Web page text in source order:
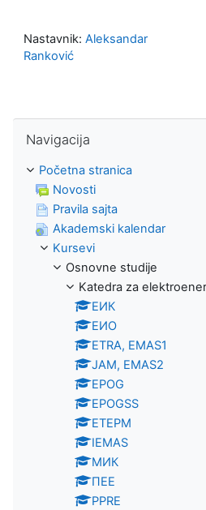
Nastavnik: Aleksandar
Ranković
Navigacija
Početna stranica
Novosti
Pravila sajta
Akademski kalendar
Kursevi
Osnovne studije
Katedra za
ЕИК
ЕИО
ETRA, EMAS1
JAM, EMAS2
EPOG
EPOGSS
ЕТЕРМ
IEMAS
МИК
ПЕЕ
PPRE